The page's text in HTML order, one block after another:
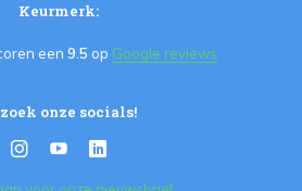
Keurmerk:
een 9.5 op Google reviews
onze socials!